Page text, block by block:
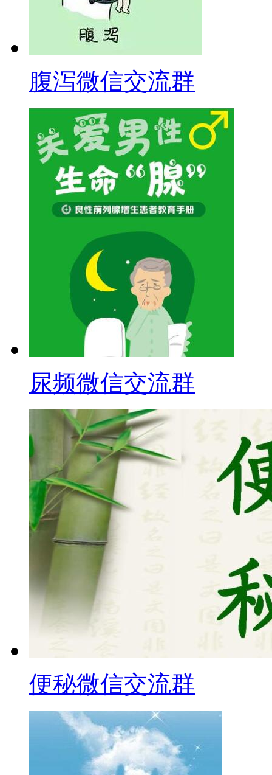
腹泻微信交流群
尿频微信交流群
便秘微信交流群